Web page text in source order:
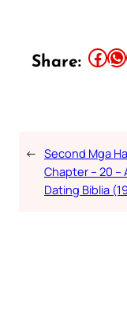
Share: Share this article on Facebook Share this article on WhatsApp
← Second Mga
Chapter – 20 –
Dating Biblia